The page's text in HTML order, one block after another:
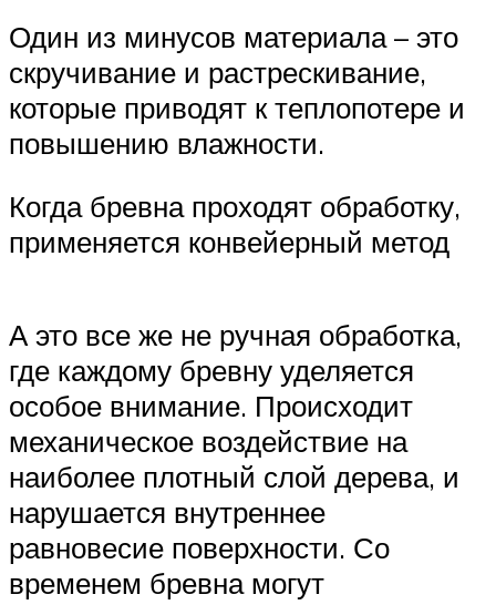
Один из минусов материала – это
скручивание и растрескивание,
которые приводят к теплопотере и
повышению влажности.
Когда бревна проходят обработку,
применяется конвейерный метод
А это все же не ручная обработка,
где каждому бревну уделяется
особое внимание. Происходит
механическое воздействие на
наиболее плотный слой дерева, и
нарушается внутреннее
равновесие поверхности. Со
временем бревна могут